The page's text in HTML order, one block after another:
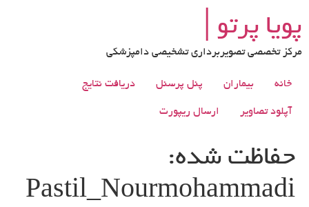
به
محتوا
پویا پرتو│
مرکز تخصصی تصویربرداری تشخیصی دامپزشکی
خانه بیماران پنل پرسنل دریافت نتایج
آپلود تصاویر ارسال ریپورت
حفاظت شده:
Pastil_Nourmohammadi